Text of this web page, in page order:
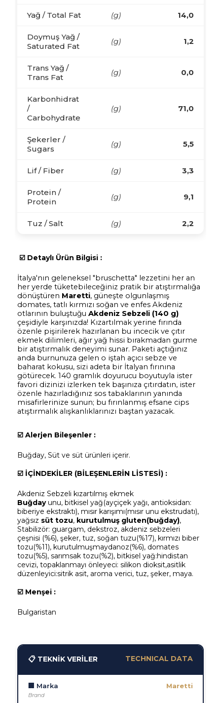
Yağ / Total Fat (g) 14,0
Doymuş Yağ /
Saturated Fat
(g) 1,2
Trans Yağ /
Trans Fat
(g) 0,0
Karbonhidrat
/
Carbohydrate
(g) 71,0
Şekerler /
Sugars
(g) 5,5
Lif / Fiber (g) 3,3
Protein /
Protein
(g) 9,1
Tuz / Salt (g) 2,2
☑️ Detaylı Ürün Bilgisi :
İtalya'nın geleneksel "bruschetta" lezzetini her an
her yerde tüketebileceğiniz pratik bir atıştırmalığa
dönüştüren Maretti, güneşte olgunlaşmış
domates, tatlı kırmızı soğan ve enfes Akdeniz
otlarının buluştuğu Akdeniz Sebzeli (140 g)
çeşidiyle karşınızda! Kızartılmak yerine fırında
özenle pişirilerek hazırlanan bu incecik ve çıtır
ekmek dilimleri, ağır yağ hissi bırakmadan gurme
bir atıştırmalık deneyimi sunar. Paketi açtığınız
anda burnunuza gelen o iştah açıcı sebze ve
baharat kokusu, sizi adeta bir İtalyan fırınına
götürecek. 140 gramlık doyurucu boyutuyla ister
favori dizinizi izlerken tek başınıza çıtırdatın, ister
özenle hazırladığınız sos tabaklarının yanında
misafirlerinize sunun; bu fırınlanmış efsane cips
atıştırmalık alışkanlıklarınızı baştan yazacak.
☑️ Alerjen Bileşenler :
Buğday, Süt ve süt ürünleri içerir.
☑️ İÇİNDEKİLER (BİLEŞENLERİN LİSTESİ) :
Akdeniz Sebzeli kızartılmış ekmek
Buğdayunu, bitkisel yağ(ayçiçek yağı, antioksidan:
biberiye ekstraktı), mısır karışımı(mısır unu ekstrudatı),
yağsız süt tozu, kurutulmuş gluten(buğday),
Stabilizör: guargam, dekstroz, akdeniz sebzeleri
çeşnisi (%6), şeker, tuz, soğan tuzu(%17), kırmızı biber
tozu(%11), kurutulmuşmaydanoz(%6), domates
tozu(%5), sarımsak tozu(%2), bitkisel yağ:hindistan
cevizi, topaklanmayı önleyeci: silikon dioksit,asitlik
düzenleyici:sitrik asit, aroma verici, tuz, şeker, maya.
☑️ Menşei :
Bulgaristan
📋 TEKNİK VERİLER TECHNICAL DATA
🏢 Marka
Brand
Maretti